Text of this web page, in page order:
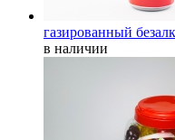
газированный
в наличии